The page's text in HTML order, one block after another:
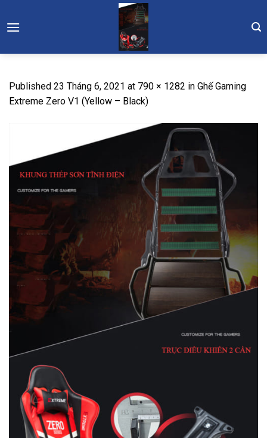
to
Published 23 Tháng 6, 2021 at 790 × 1282 in Ghế Gaming
Extreme Zero V1 (Yellow – Black)